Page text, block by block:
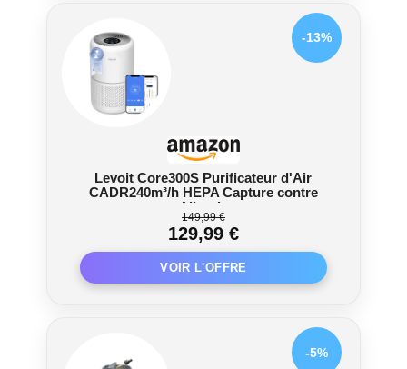
Levoit Core300S Purificateur d'Air
CADR240m³/h HEPA Capture contre
Allergie
149,99 €
129,99 €
-13%
-5%